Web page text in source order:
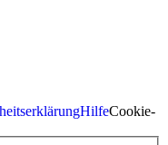
HilfeCookie-